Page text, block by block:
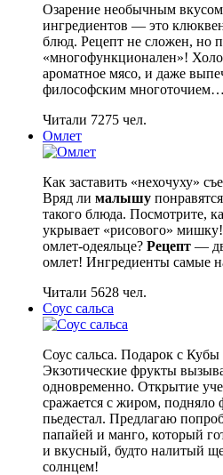
Озарение необычным
ингредиентов — это
блюд. Рецепт не сложен, но
«многофункционален»!
ароматное мясо, и даже
философским
Читали 7275 чел.
Омлет
Как заставить «нехочуху»
Вряд ли малышу
такого блюда. Посмотрите,
укрывает «рисового»
омлет-одеяльце? Рецепт —
омлет! Ингредиенты самые
Читали 5628 чел.
Соус сальса
Соус сальса. Подарок с
Экзотические фрукты
одновременно. Открытие
сражается с жиром, подняло
пьедестал. Предлагаю
папайей и манго, который
и вкусный, будто налитый
солнцем!